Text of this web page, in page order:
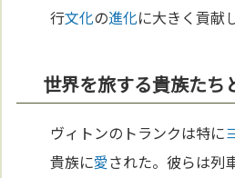
行文化の進化に大きく貢献
世界を旅する貴族たち
ヴィトンのトランクは特に
貴族に愛された。彼らは列